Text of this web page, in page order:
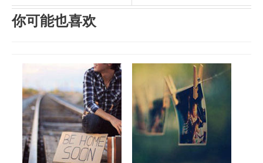
你可能也喜欢